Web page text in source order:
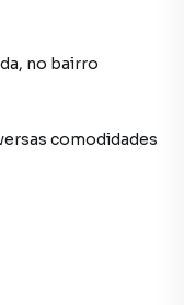
, no bairro
comodidades